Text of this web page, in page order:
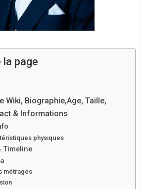
la page
Wiki, Biographie,Age, Taille,
& Informations
physiques
Timeline
métrages